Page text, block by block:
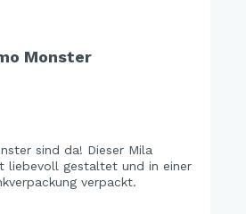
Monster
sind da! Dieser Mila
liebevoll gestaltet und in einer
verpackt.